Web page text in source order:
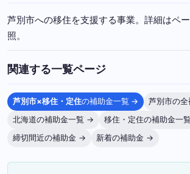
芦別市への移住を支援する事業。詳細はペ
照。
関連する一覧ページ
芦別市×移住・定住の補助金一覧 →
芦別市の
北海道の補助金一覧 →
移住・定住の補助金一
締切間近の補助金 →
新着の補助金 →